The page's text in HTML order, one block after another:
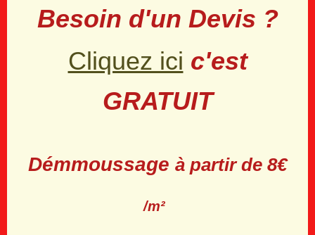
Besoin d'un Devis ?
Cliquez ici c'est
GRATUIT
Démmoussage à partir de 8€
/m²